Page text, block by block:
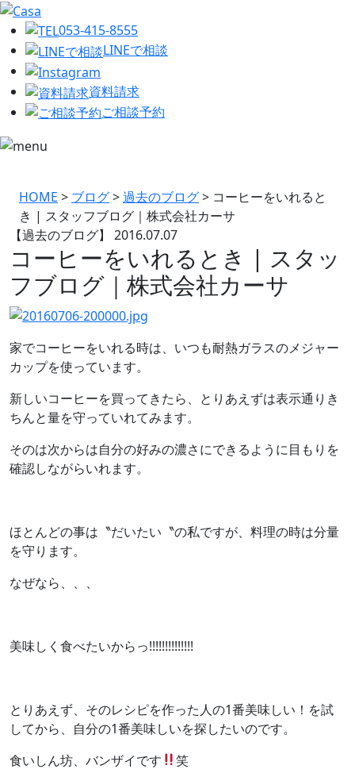
053-415-8555
LINEで相談
資料請求
ご相談予約
HOME > ブログ>過去のブログ> コーヒーをいれると
き | スタッフブログ｜株式会社カーサ
【過去のブログ】 2016.07.07
コーヒーをいれるとき | スタッ
フブログ｜株式会社カーサ
家でコーヒーをいれる時は、いつも耐熱ガラスのメジャー
カップを使っています。
新しいコーヒーを買ってきたら、とりあえずは表示通りき
ちんと量を守っていれてみます。
そのは次からは自分の好みの濃さにできるように目もりを
確認しながらいれます。
ほとんどの事は〝だいたい〝の私ですが、料理の時は分量
を守ります。
なぜなら、、、
美味しく食べたいからっ!!!!!!!!!!!!!!
とりあえず、そのレシピを作った人の1番美味しい！を試
してから、自分の1番美味しいを探したいのです。
食いしん坊、バンザイです
笑